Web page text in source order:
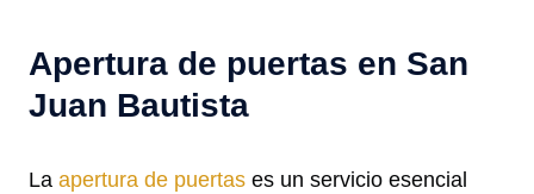
Apertura de puertas en San
Juan Bautista
La apertura de puertas es un servicio esencial